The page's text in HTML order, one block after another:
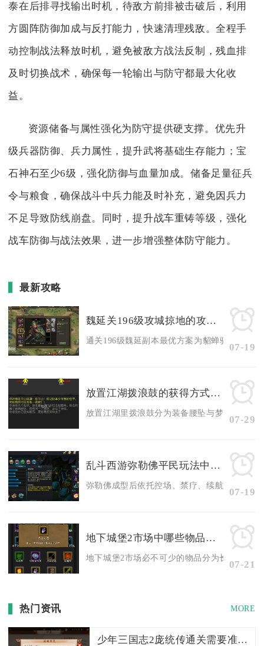
泰在后排寻找输出时机，待敌方前排被击破后，利用
方圆阵防御加成与反打能力，快速清理残敌。全程手
动控制战法释放时机，避免被敌方战法反制，残血排
及时切换战术，确保每一轮输出与防守都最大化收
益。
资源储备与属性强化为防守提供硬支撑。优先升
级兵器防御、兵力属性，提升武将基础生存能力；宝
石神石至少6级，强化防御与血量加成。储备足量征兵
令与粮食，确保战斗中兵力能及时补充，避免因兵力
不足导致防线崩盘。同时，提升战车重铸等级，强化
战车防御与战法效果，进一步增强整体防守能力。
最新攻略
魏延关196级攻城掠地的攻略是什么
通关196级魏延副本最优方案为貂蝉驱虎带祝
07-19
放置江湖拨浪鼓的获得方式有哪些
放置江湖里拨浪鼓分为装备腰坠与梦境珍宝两
07-29
乱斗西游弥勒佛平民玩法中隐藏了哪些赚取稀有资源的方法
弥勒佛成型后依托控场、禁疗、续航机制，能
07-19
地下城堡2市场中哪些物品是必不可少的
地下城堡2市场必不可少的物品分为长期增益
07-21
热门资讯 MORE
少年三国志2庞统传通关需要准备什么